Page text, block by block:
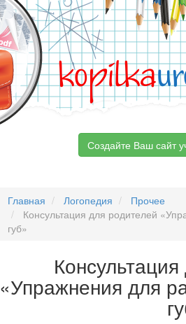
kopilka
Создайте Ваш сайт
Главная Логопедия
Прочее
Консультация для родителей
губ»
«Упражнения для